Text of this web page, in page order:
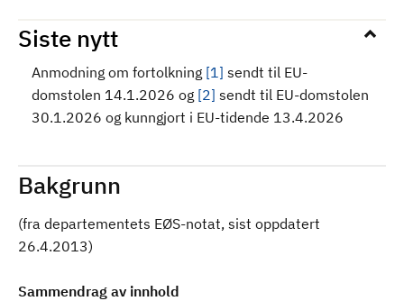
Siste nytt
Anmodning om fortolkning [1] sendt til EU-
domstolen 14.1.2026 og [2] sendt til EU-domstolen
30.1.2026 og kunngjort i EU-tidende 13.4.2026
Bakgrunn
(fra departementets EØS-notat, sist oppdatert
26.4.2013)
Sammendrag av innhold